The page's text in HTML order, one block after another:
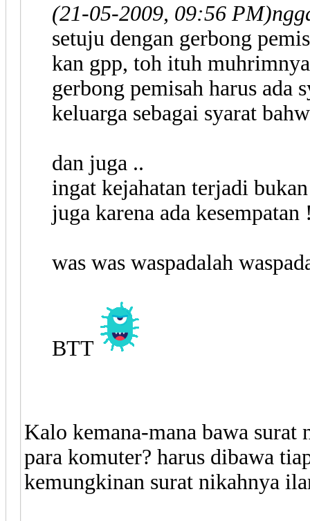
(21-05-2009, 09:56 PM)
setuju dengan gerbong
kan gpp, toh ituh
gerbong pemisah harus ada
keluarga sebagai syarat
dan juga ..
ingat kejahatan terjadi
juga karena ada kesempatan
was was waspadalah
BTT
Kalo kemana-mana bawa surat
para komuter? harus dibawa
kemungkinan surat nikahnya